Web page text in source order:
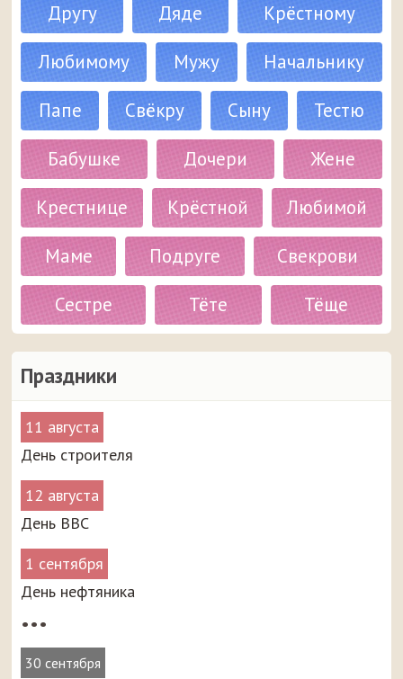
Праздники
11 августа
День строителя
12 августа
День ВВС
1 сентября
День нефтяника
•••
30 сентября
Другу
Дяде
Крёстному
Любимому
Мужу
Начальнику
Папе
Свёкру Сыну
Тестю
Бабушке
Дочери
Жене
Крестнице
Крёстной
Любимой
Маме
Подруге
Свекрови
Сестре
Тёте Тёще